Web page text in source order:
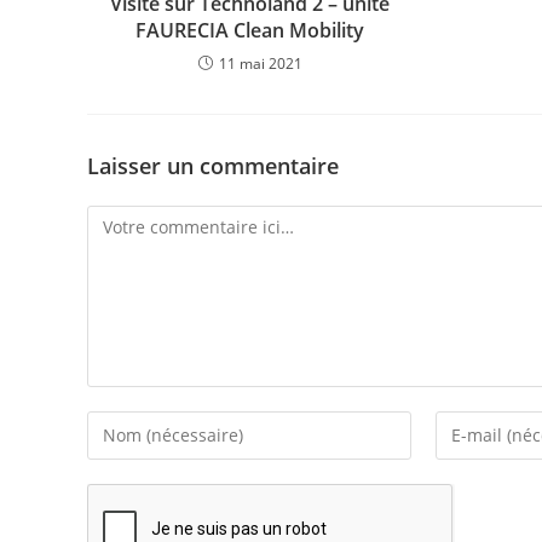
FAURECIA Clean Mobility
11 mai 2021
Laisser un commentaire
Comment
Enter
your
name
Enter
your
email